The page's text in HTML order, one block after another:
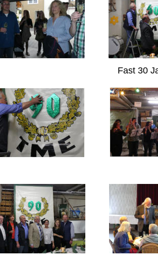
Fast 30